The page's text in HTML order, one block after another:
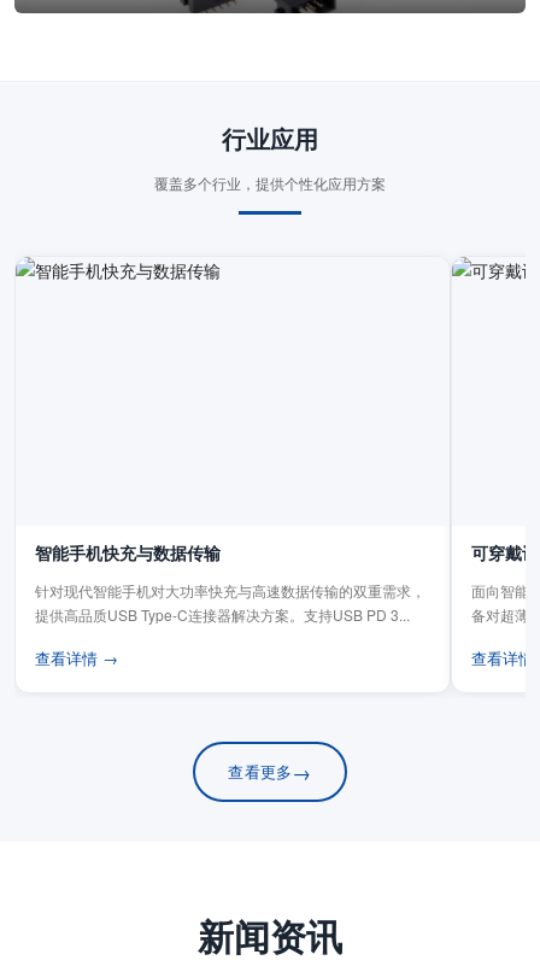
行业应用
覆盖多个行业，提供个性化应用方案
智能手机快充与数据传输
针对现代智能手机对大功率快充与高速数据传输的双重需求，
提供高品质USB Type-C连接器解决方案。支持USB PD 3...
查看详情 →
可穿戴
面向智能
备对超薄
查看详
查看更多→
新闻资讯